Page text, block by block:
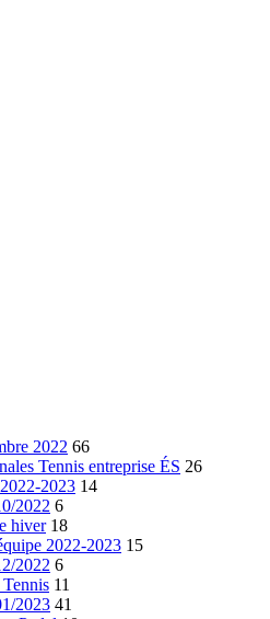
2022 66
Tennis entreprise ÉS 26
2023 14
2022 6
hiver 18
2022-2023 15
2022 6
11
2023 41